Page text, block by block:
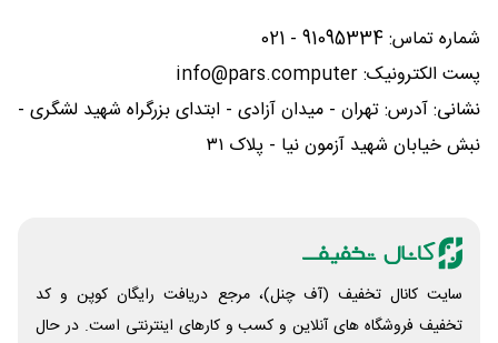
شماره تماس: 91095334 - 021
پست الکترونیک: info@pars.computer
نشانی: آدرس: تهران - میدان آزادی - ابتدای بزرگراه شهید لشگری -
نبش خیابان شهید آزمون نیا - پلاک ۳۱
سایت کانال تخفیف (آف چنل)، مرجع دریافت رایگان کوپن و کد
تخفیف فروشگاه های آنلاین و کسب و‌ کارهای اینترنتی است. در حال